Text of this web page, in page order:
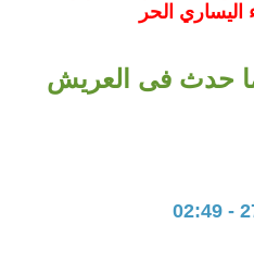
اليساري الحر
حدث فى العريش